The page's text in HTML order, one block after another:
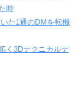
時
た1通のDMを転機
く3Dテクニカルデ